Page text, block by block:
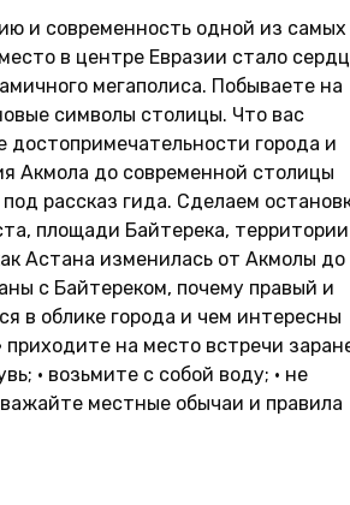
и современность одной из самых
в центре Евразии стало
мегаполиса. Побываете на
символы столицы. Что вас
города и
Акмола до современной столицы
рассказ гида. Сделаем
площади Байтерека, территории
Астана изменилась от Акмолы до
с Байтереком, почему правый и
в облике города и чем интересны
на место встречи
• возьмите с собой воду; • не
местные обычаи и правила